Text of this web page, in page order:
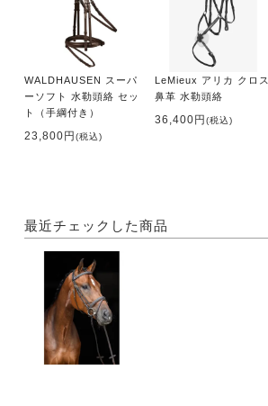
WALDHAUSEN スーパ
ーソフト 水勒頭絡 セッ
ト（手綱付き）
23,800円(税込)
LeMieux アリカ クロス
鼻革 水勒頭絡
36,400円(税込)
最近チェックした商品